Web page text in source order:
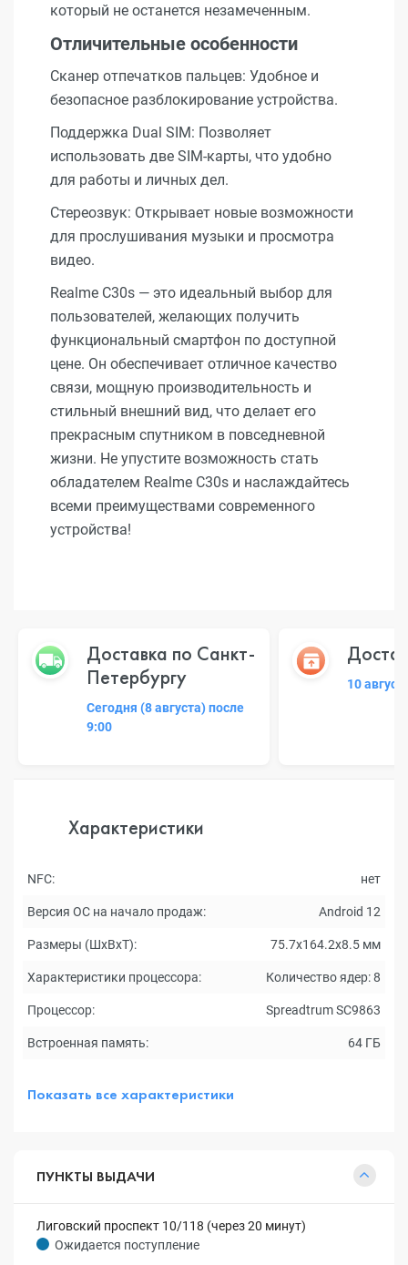
который не останется незамеченным.
Отличительные особенности
Сканер отпечатков пальцев: Удобное и
безопасное разблокирование устройства.
Поддержка Dual SIM: Позволяет
использовать две SIM-карты, что удобно
для работы и личных дел.
Стереозвук: Открывает новые возможности
для прослушивания музыки и просмотра
видео.
Realme C30s — это идеальный выбор для
пользователей, желающих получить
функциональный смартфон по доступной
цене. Он обеспечивает отличное качество
связи, мощную производительность и
стильный внешний вид, что делает его
прекрасным спутником в повседневной
жизни. Не упустите возможность стать
обладателем Realme C30s и наслаждайтесь
всеми преимуществами современного
устройства!
Доставка по Санкт-
Петербургу
Сегодня (8 августа) после
9:00
10
Характеристики
NFC: нет
Версия ОС на начало продаж: Android 12
Размеры (ШxВxТ): 75.7x164.2x8.5 мм
Характеристики процессора: Количество ядер: 8
Процессор: Spreadtrum SC9863
Встроенная память: 64 ГБ
Показать все характеристики
ПУНКТЫ ВЫДАЧИ
Лиговский проспект 10/118 (через 20 минут)
Ожидается поступление